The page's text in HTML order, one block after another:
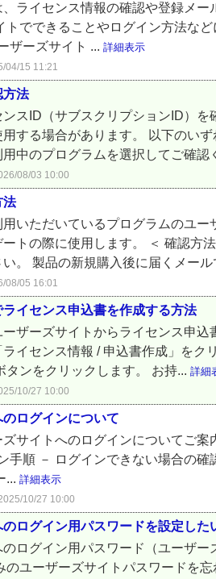
ライセンス情報の確認や登録メ
トでできることやログイン方法な
ザーズサイト ... 詳細表示
04/15 11:21
方法
ンスID（サブスクリプションID）
する場合があります。 以下のい
用中のプログラムを選択してご確認
08/03 10:00
法
いただいているプログラムのユ
トの際に使用します。 ＜ 確認方
。 製品の新規購入後に届くメー
08/05 16:01
イセンス申込書を作成する方法
ーザーズサイトからライセンス申
イセンス情報 / 申込書作成」を
タンをクリックします。 お持... 詳細
10/27 10:00
ログインについて
ズサイトへのログインについてご
手順 － ログインできない場合の
... 詳細表示
10/27 10:00
ログイン用パスワードを設定した
ログイン用パスワード（ユーザ
のユーザーズサイトパスワードを